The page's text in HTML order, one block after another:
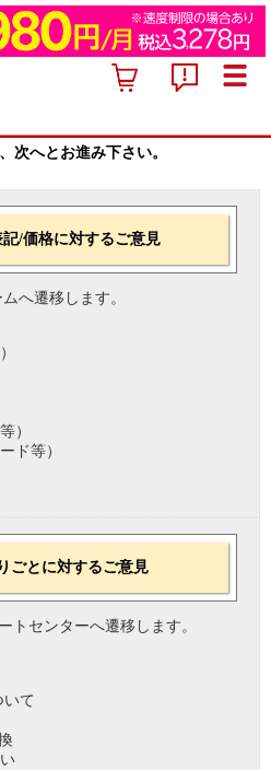
次へとお進み下さい。
/価格に対するご意見
へ遷移します。
）
ド等）
ごとに対するご意見
トセンターへ遷移します。
いて